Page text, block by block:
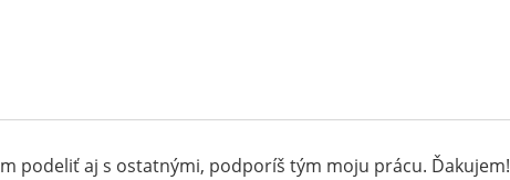
podeliť aj s ostatnými, podporíš tým moju prácu. Ďakujem!